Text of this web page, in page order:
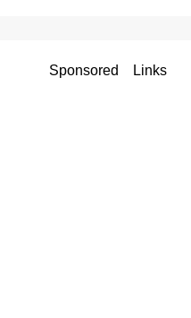
Sponsored Links